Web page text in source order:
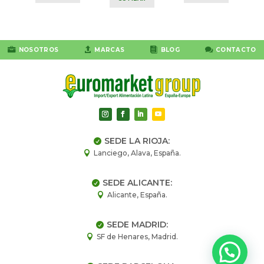
 NOSOTROS  MARCAS  BLOG  CONTACTO
 SEDE LA RIOJA:
 Lanciego, Alava, España.
 SEDE ALICANTE:
 Alicante, España.
 SEDE MADRID:
 SF de Henares, Madrid.